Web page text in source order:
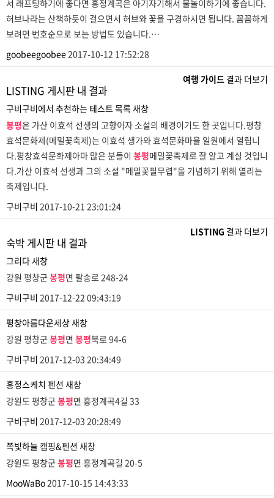
서 래프팅하기에 좋다면 흥정계곡은 아기자기해서 물놀이하기에 좋습니다.
허브나라는 산책하듯이 걸으면서 허브와 꽃을 구경하시면 됩니다. 꼼꼼하게
보려면 번호순으로 보는 방법도 있습니다.…
goobeegoobee2017-10-12 17:52:28
여행 가이드 결과 더보기
LISTING 게시판 내 결과
구비구비에서 추천하는 테스트 목록새창
봉평은 가산 이효석 선생의 고향이자 소설의 배경이기도 한 곳입니다.평창
효석문화제(메밀꽃축제)는 이효석 생가와 효석문화마을 일원에서 열립니
다.평창효석문화제아마 많은 분들이 봉평메밀꽃축제로 잘 알고 계실 것입니
다.가산 이효석 선생과 그의 소설 "메밀꽃필무렵"을 기념하기 위해 열리는
축제입니다.
구비구비 2017-10-21 23:01:24
LISTING 결과 더보기
숙박 게시판 내 결과
그리다새창
강원 평창군 봉평면 팔송로 248-24
구비구비 2017-12-22 09:43:19
평창아름다운세상새창
강원 평창군 봉평면 봉평북로 94-6
구비구비 2017-12-03 20:34:49
흥정스케치 펜션 새창
강원도 평창군 봉평면 흥정계곡4길 33
구비구비 2017-12-03 20:28:49
쪽빛하늘 캠핑&펜션 새창
강원도 평창군 봉평면 흥정계곡길 20-5
MooWaBo2017-10-15 14:43:33